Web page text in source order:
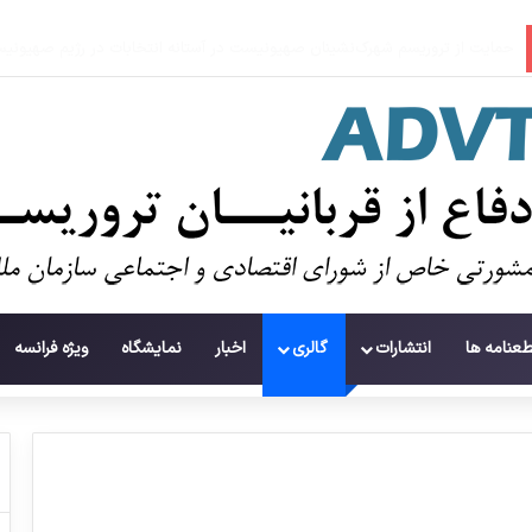
ها انتشارات گالری اخبار نمایشگاه ویژه فرانسه